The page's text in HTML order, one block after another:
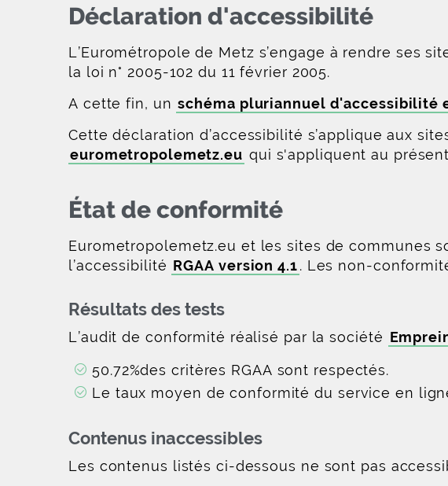
Déclaration d'accessibilité
L’Eurométropole de Metz s’engage à rendre ses
la loi n° 2005-102 du 11 février 2005.
A cette fin, un schéma pluriannuel d'accessibilité
Cette déclaration d’accessibilité s’applique aux
eurometropolemetz.eu qui s'appliquent au
État de conformité
Eurometropolemetz.eu et les sites de communes
l’accessibilité RGAA version 4.1. Les non-
Résultats des tests
L’audit de conformité réalisé par la société
50.72%des critères RGAA sont respectés.
Le taux moyen de conformité du service en
Contenus inaccessibles
Les contenus listés ci-dessous ne sont pas